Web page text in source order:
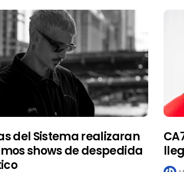
del Sistema realizaran
shows de despedida